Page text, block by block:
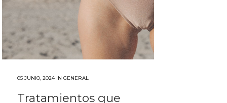
05 JUNIO, 2024INGENERAL
Tratamientos que